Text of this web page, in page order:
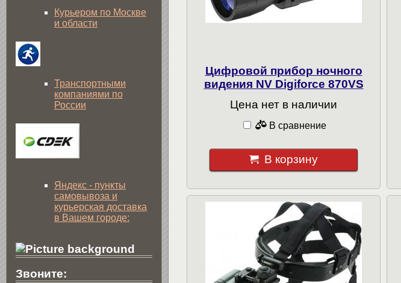
Цифровой прибор ночного
видения NV Digiforce 870VS
Цена нет в наличии
В сравнение
В корзину
Курьером по Москве
и области
Транспортными
компаниями по
России
Яндекс - пункты
самовывоза и
курьерская доставка
в Вашем городе:
Звоните: